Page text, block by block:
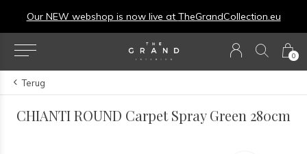
0
Our NEW webshop is now live at TheGrandCollection.eu
Terug
CHIANTI ROUND Carpet Spray Green 280cm